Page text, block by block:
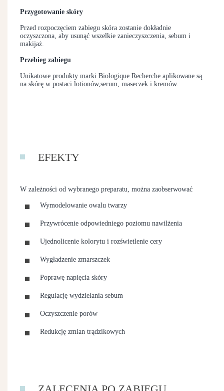
Przygotowanie skóry
Przed rozpoczęciem zabiegu skóra zostanie dokładnie
oczyszczona, aby usunąć wszelkie zanieczyszczenia, sebum i
makijaż.
Przebieg zabiegu
Unikatowe produkty marki Biologique Recherche aplikowane są
na skórę w postaci lotionów,serum, maseczek i kremów.
EFEKTY
W zależności od wybranego preparatu, można zaobserwować
Wymodelowanie owalu twarzy
Przywrócenie odpowiedniego poziomu nawilżenia
Ujednolicenie kolorytu i rozświetlenie cery
Wygładzenie zmarszczek
Poprawę napięcia skóry
Regulację wydzielania sebum
Oczyszczenie porów
Redukcję zmian trądzikowych